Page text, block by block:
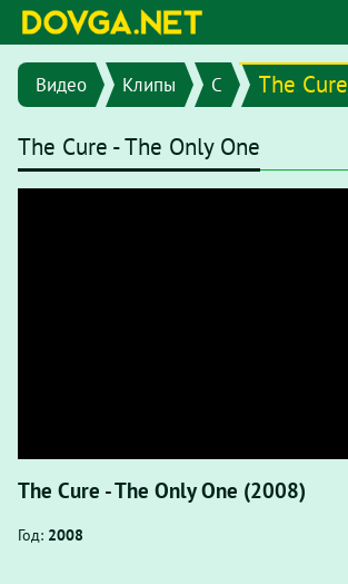
Видео Клипы C The Cure
The Cure - The Only One
The Cure - The Only One (2008)
Год: 2008